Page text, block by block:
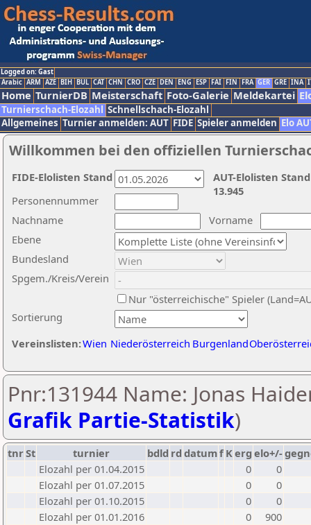
Logged on: Gast
Arabic ARM AZE BIH BUL CAT CHN CRO CZE DEN ENG ESP FAI FIN FRA GER GRE INA
Home TurnierDB Meisterschaft Foto-Galerie Meldekartei
Turnierschach-Elozahl Schnellschach-Elozahl
Allgemeines Turnier anmelden: AUT FIDE Spieler anmelden Elo
Willkommen bei den offiziellen
Nachname
Vorname
Ebene
Sortierung
Personennummer
Bundesland
Spgem./Kreis/Verein
Nur "österreichische" Spieler
Vereinslisten:Wien Niederösterreich Burgenland
AUT-Elolisten
13.945
FIDE-Elolisten Stand
Pnr:131944 Name: Jonas
Grafik Partie-Statistik)
tnrSt turnier bdld rd datumf Kerg elo+/-
Elozahl per 01.04.2015
0
0
Elozahl per 01.07.2015
0
0
Elozahl per 01.10.2015
0
0
Elozahl per 01.01.2016
0
900